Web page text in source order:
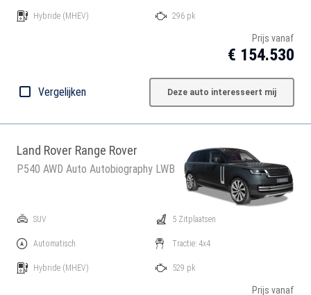
Hybride (MHEV) 296 pk
Prijs vanaf
€ 154.530
Vergelijken Deze auto interesseert mij
Land Rover Range Rover
P540 AWD Auto Autobiography LWB
SUV
Automatisch
Hybride (MHEV)
5 Zitplaatsen
Tractie: 4x4
529 pk
Prijs vanaf